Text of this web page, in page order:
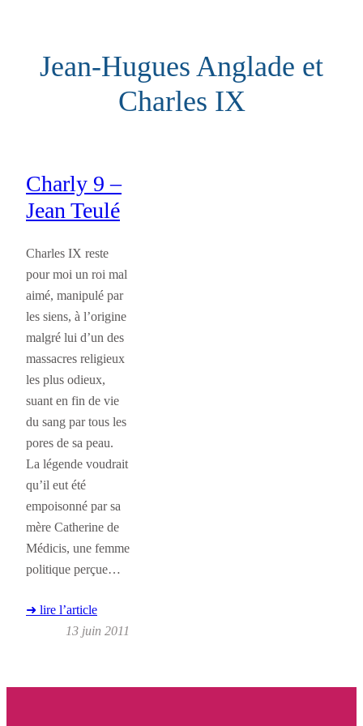
contenuJean-Hugues Anglade et
Charles IX
Charly 9 –
Jean Teulé
Charles IX reste
pour moi un roi mal
aimé, manipulé par
les siens, à l’origine
malgré lui d’un des
massacres religieux
les plus odieux,
suant en fin de vie
du sang par tous les
pores de sa peau.
La légende voudrait
qu’il eut été
empoisonné par sa
mère Catherine de
Médicis, une femme
politique perçue…
➜ lire l’article
13 juin 2011